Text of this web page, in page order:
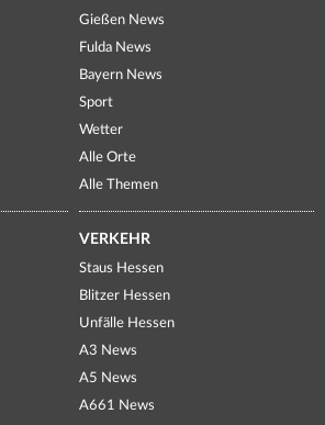
Gießen News
Fulda News
Bayern News
Sport
Wetter
Alle Orte
Alle Themen
VERKEHR
Staus Hessen
Blitzer Hessen
Unfälle Hessen
A3 News
A5 News
A661 News